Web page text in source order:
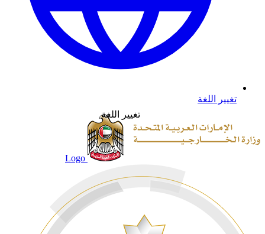
تغيير اللغة
تغيير اللغة
Logo